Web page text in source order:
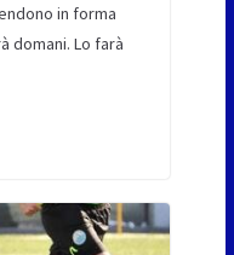
in forma
domani. Lo farà